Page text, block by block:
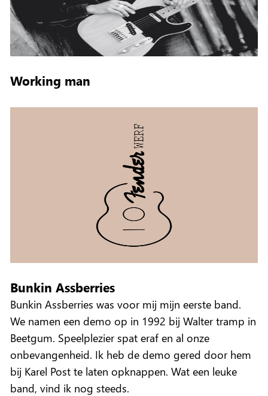
Working man
Bunkin Assberries
Bunkin Assberries was voor mij mijn eerste band.
We namen een demo op in 1992 bij Walter tramp in
Beetgum. Speelplezier spat eraf en al onze
onbevangenheid. Ik heb de demo gered door hem
bij Karel Post te laten opknappen. Wat een leuke
band, vind ik nog steeds.